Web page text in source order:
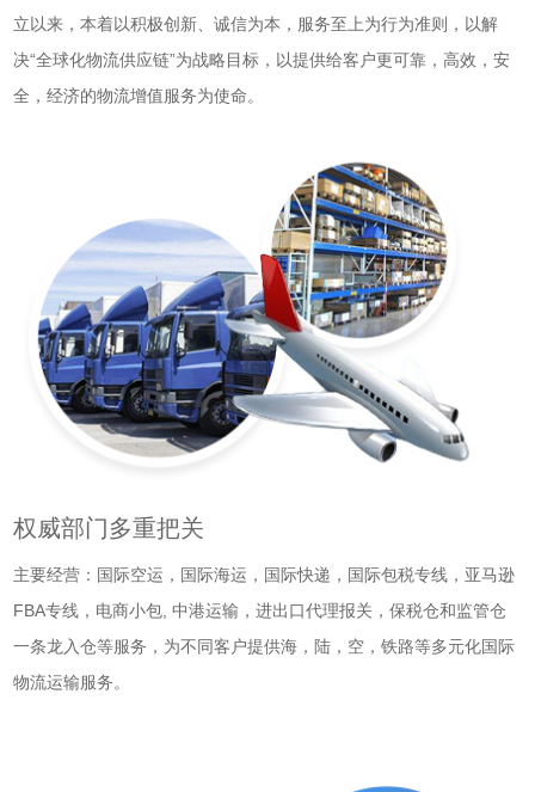
立以来，本着以积极创新、诚信为本，服务至上为行为准则，以解
决“全球化物流供应链”为战略目标，以提供给客户更可靠，高效，安
全，经济的物流增值服务为使命。
权威部门多重把关
主要经营：国际空运，国际海运，国际快递，国际包税专线，亚马逊
FBA专线，电商小包, 中港运输，进出口代理报关，保税仓和监管仓
一条龙入仓等服务，为不同客户提供海，陆，空，铁路等多元化国际
物流运输服务。